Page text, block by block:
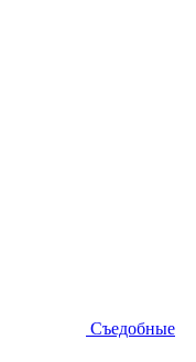
Съедобные